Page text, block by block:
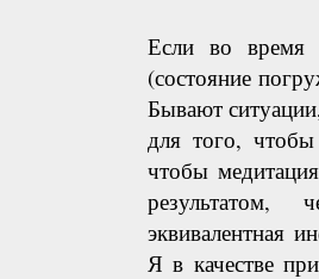
Если во время
(состояние
Бывают
для того,
чтобы
эквивалентная
Я в качестве